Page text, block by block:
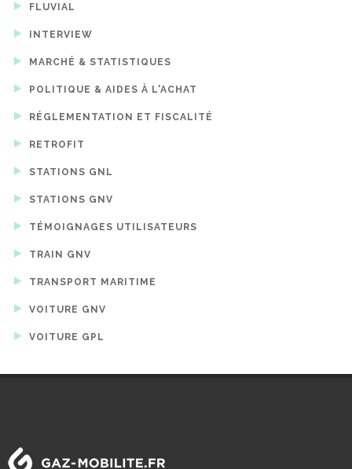
FLUVIAL
INTERVIEW
MARCHÉ & STATISTIQUES
POLITIQUE & AIDES À L'ACHAT
RÉGLEMENTATION ET FISCALITÉ
RETROFIT
STATIONS GNL
STATIONS GNV
TÉMOIGNAGES UTILISATEURS
TRAIN GNV
TRANSPORT MARITIME
VOITURE GNV
VOITURE GPL